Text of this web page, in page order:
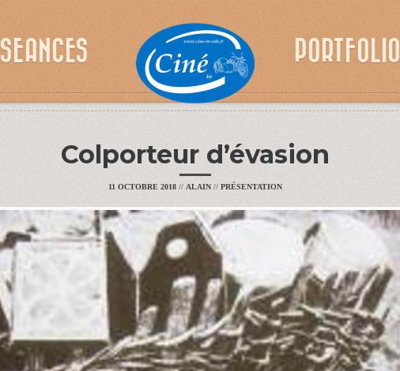
SEANCES PORTFOLIO
Colporteur d’évasion
11 OCTOBRE 2018 // ALAIN // PRÉSENTATION